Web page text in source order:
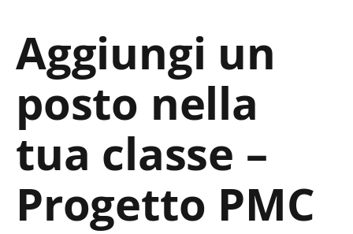
Aggiungi un
posto nella
tua classe –
Progetto PMC